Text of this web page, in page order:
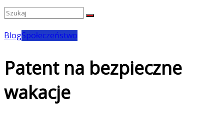
BlogSpołeczeństwo
Patent na bezpieczne
wakacje